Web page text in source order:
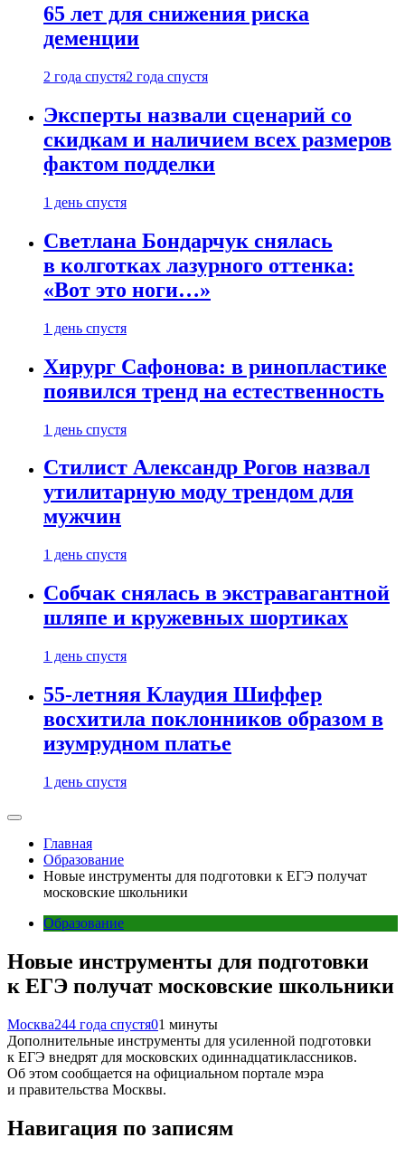
65 лет для снижения риска
деменции
2 года спустя2 года спустя
Эксперты назвали сценарий со
скидкам и наличием всех размеров
фактом подделки
1 день спустя
Светлана Бондарчук снялась
в колготках лазурного оттенка:
«Вот это ноги…»
1 день спустя
Хирург Сафонова: в ринопластике
появился тренд на естественность
1 день спустя
Стилист Александр Рогов назвал
утилитарную моду трендом для
мужчин
1 день спустя
Собчак снялась в экстравагантной
шляпе и кружевных шортиках
1 день спустя
55-летняя Клаудия Шиффер
восхитила поклонников образом в
изумрудном платье
1 день спустя
Главная
Образование
Новые инструменты для подготовки к ЕГЭ получат
московские школьники
Образование
Новые инструменты для подготовки
к ЕГЭ получат московские школьники
Москва244 года спустя01 минуты
Дополнительные инструменты для усиленной подготовки
к ЕГЭ внедрят для московских одиннадцатиклассников.
Об этом сообщается на официальном портале мэра
и правительства Москвы.
Навигация по записям